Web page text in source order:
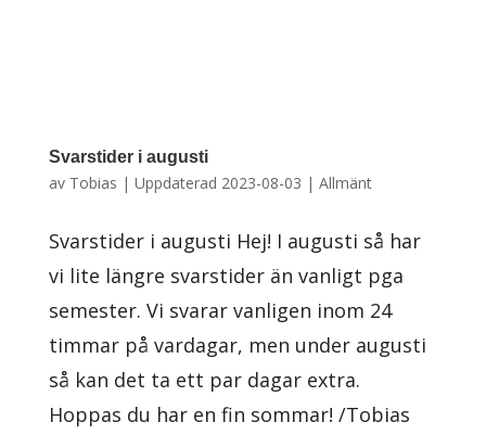
Svarstider i augusti
av Tobias | Uppdaterad 2023-08-03 | Allmänt
Svarstider i augusti Hej! I augusti så har
vi lite längre svarstider än vanligt pga
semester. Vi svarar vanligen inom 24
timmar på vardagar, men under augusti
så kan det ta ett par dagar extra.
Hoppas du har en fin sommar! /Tobias